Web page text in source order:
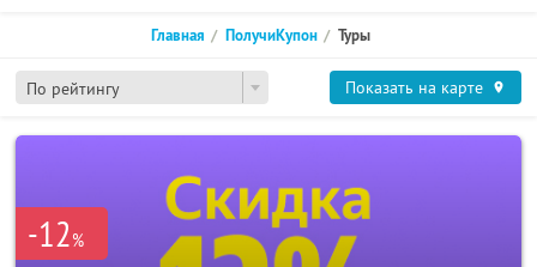
По рейтингу
Главная ПолучиКупон Туры
Показать на карте
-12%